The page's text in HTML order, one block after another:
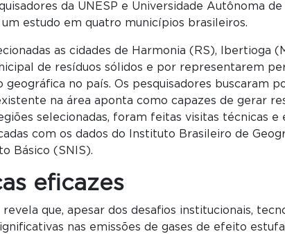
da UNESP e Universidade Autônoma
estudo em quatro municípios brasileiros.
as cidades de Harmonia (RS), Ibertioga
de resíduos sólidos e por representarem
geográfica no país. Os pesquisadores buscaram
na área aponta como capazes de gerar
selecionadas, foram feitas visitas técnicas
com os dados do Instituto Brasileiro de
Básico (SNIS).
eficazes
revela que, apesar dos desafios institucionais,
nas emissões de gases de efeito